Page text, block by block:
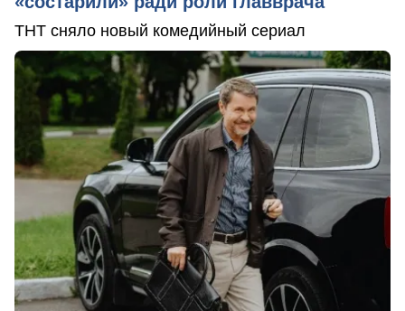
ТНТ сняло новый комедийный сериал